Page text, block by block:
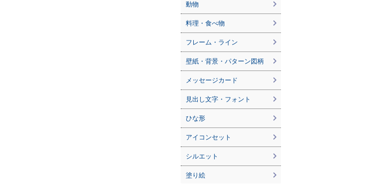
動物
料理・食べ物
フレーム・ライン
壁紙・背景・パターン図柄
メッセージカード
見出し文字・フォント
ひな形
アイコンセット
シルエット
塗り絵